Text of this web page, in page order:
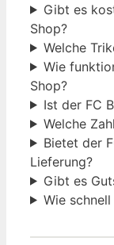
Gibt es
Shop?
Welche
Wie
Shop?
Ist der FC
Welche
Bietet der
Lieferung?
Gibt es
Wie